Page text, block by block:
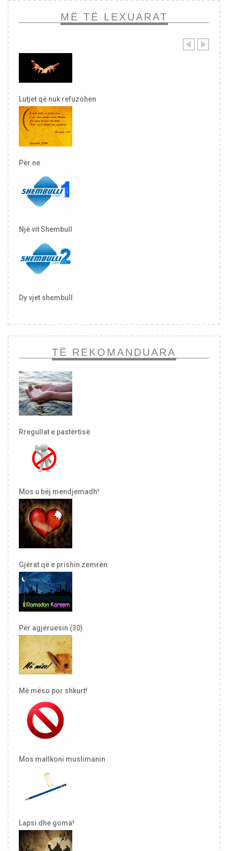
MË TË LEXUARAT
Lutjet që nuk refuzohen
Për ne
Një vit Shembull
Dy vjet shembull
TË REKOMANDUARA
Rregullat e pastërtisë
Mos u bëj mendjemadh!
Gjërat që e prishin zemrën
Për agjëruesin (30)
Më mëso por shkurt!
Mos mallkoni muslimanin
Lapsi dhe goma!